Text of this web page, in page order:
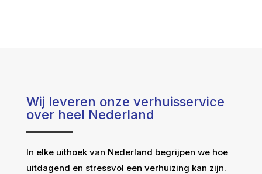
Wij leveren onze verhuisservice
over heel Nederland
In elke uithoek van Nederland begrijpen we hoe
uitdagend en stressvol een verhuizing kan zijn.